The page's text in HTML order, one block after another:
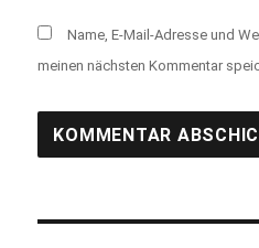
Name, E-Mail-Adresse und
meinen nächsten Kommentar